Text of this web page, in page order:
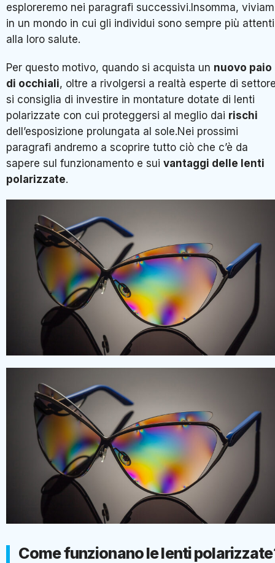
esploreremo nei paragrafi successivi.Insomma,
in un mondo in cui gli individui sono sempre più attenti
alla loro salute.
Per questo motivo, quando si acquista un nuovo paio
di occhiali, oltre a rivolgersi a realtà esperte di
si consiglia di investire in montature dotate di lenti
polarizzate con cui proteggersi al meglio dai rischi
dell’esposizione prolungata al sole.Nei prossimi
paragrafi andremo a scoprire tutto ciò che c’è da
sapere sul funzionamento e sui vantaggi delle lenti
polarizzate.
Come funzionano le lenti